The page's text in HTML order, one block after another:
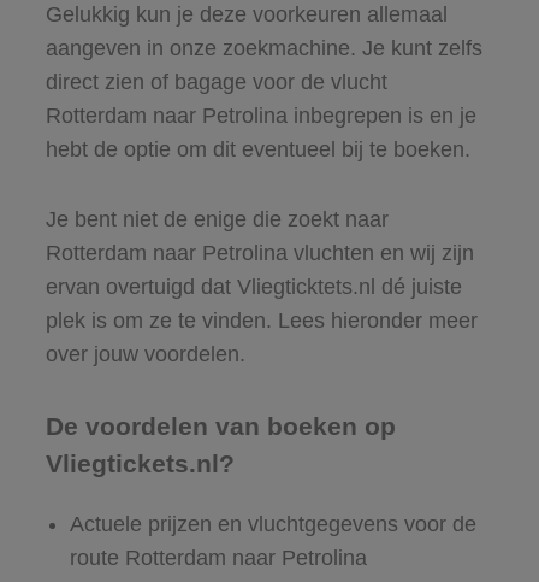
Gelukkig kun je deze voorkeuren allemaal
aangeven in onze zoekmachine. Je kunt zelfs
direct zien of bagage voor de vlucht
Rotterdam naar Petrolina inbegrepen is en je
hebt de optie om dit eventueel bij te boeken.
Je bent niet de enige die zoekt naar
Rotterdam naar Petrolina vluchten en wij zijn
ervan overtuigd dat Vliegticktets.nl dé juiste
plek is om ze te vinden. Lees hieronder meer
over jouw voordelen.
De voordelen van boeken op
Vliegtickets.nl?
Actuele prijzen en vluchtgegevens voor de
route Rotterdam naar Petrolina